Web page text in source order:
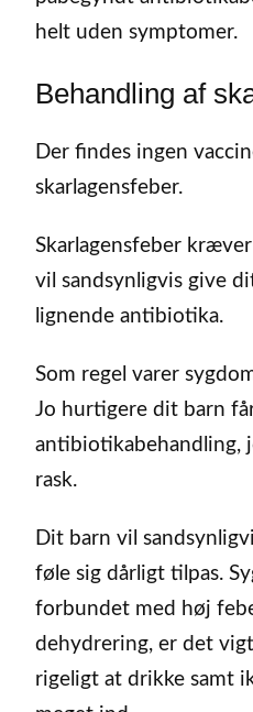
helt uden symptomer.
Behandling af
Der findes ingen
skarlagensfeber.
Skarlagensfeber
vil sandsynligvis give
lignende antibiotika.
Som regel varer
Jo hurtigere dit barn
antibiotikabehandling,
rask.
Dit barn vil
føle sig dårligt tilpas.
forbundet med høj
dehydrering, er det
rigeligt at drikke samt